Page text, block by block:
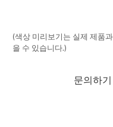
(색상 미리보기는 실제 제품
을 수 있습니다.)
문의하기